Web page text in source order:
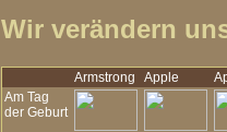
Wir verändern
Armstrong Apple
Am Tag
der Geburt